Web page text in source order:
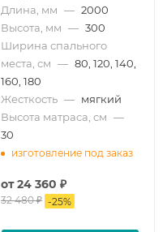
Длина, мм — 2000
Высота, мм — 300
Ширина спального
места, см — 80, 120, 140,
160, 180
Жесткость — мягкий
Высота матраса, см —
30
изготовление под заказ
от24 360 ₽
32 480 ₽ -25%